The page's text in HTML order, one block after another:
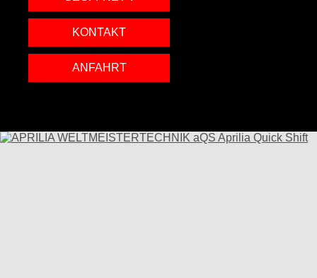
KONTAKT
ANFAHRT